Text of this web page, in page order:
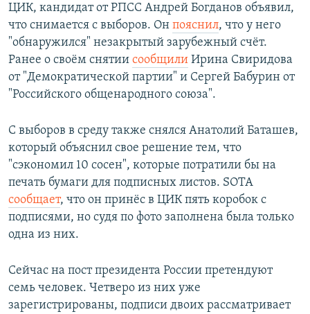
ЦИК, кандидат от РПСС Андрей Богданов объявил,
что снимается с выборов. Он пояснил, что у него
"обнаружился" незакрытый зарубежный счёт.
Ранее о своём снятии сообщили Ирина Свиридова
от "Демократической партии" и Сергей Бабурин от
"Российского общенародного союза".
С выборов в среду также снялся Анатолий Баташев,
который объяснил свое решение тем, что
"сэкономил 10 сосен", которые потратили бы на
печать бумаги для подписных листов. SOTA
сообщает, что он принёс в ЦИК пять коробок с
подписями, но судя по фото заполнена была только
одна из них.
Сейчас на пост президента России претендуют
семь человек. Четверо из них уже
зарегистрированы, подписи двоих рассматривает